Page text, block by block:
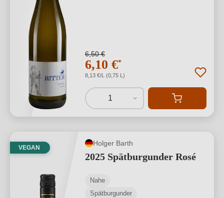
6,50 €
6,10 €*
8,13 €/L (0,75 L)
1
VEGAN
Holger Barth
2025 Spätburgunder Rosé
Nahe
Spätburgunder